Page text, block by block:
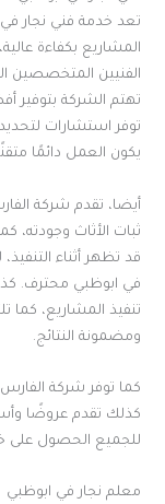
تعد خدمة فني نجار
المشاريع بكفاءة
الفنيين المتخصصين
تهتم الشركة بتوفير
توفر استشارات
يكون العمل دائمًا
أيضا، تقدم شركة
ثبات الأثاث وجودته،
قد تظهر أثناء
في ابوظبي محترف.
تنفيذ المشاريع، كما
ومضمونة النتائج.
كما توفر شركة
كذلك تقدم عروضًا
للجميع الحصول على
معلم نجار في ابوظبي